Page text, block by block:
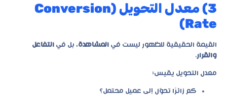
3) معدل التحويل (Conversion
Rate)
القيمة الحقيقية للظهور ليست في المشاهدة، بل في التفاعل
والقرار.
معدل التحويل يقيس:
كم زائرًا تحوّل إلى عميل محتمل؟